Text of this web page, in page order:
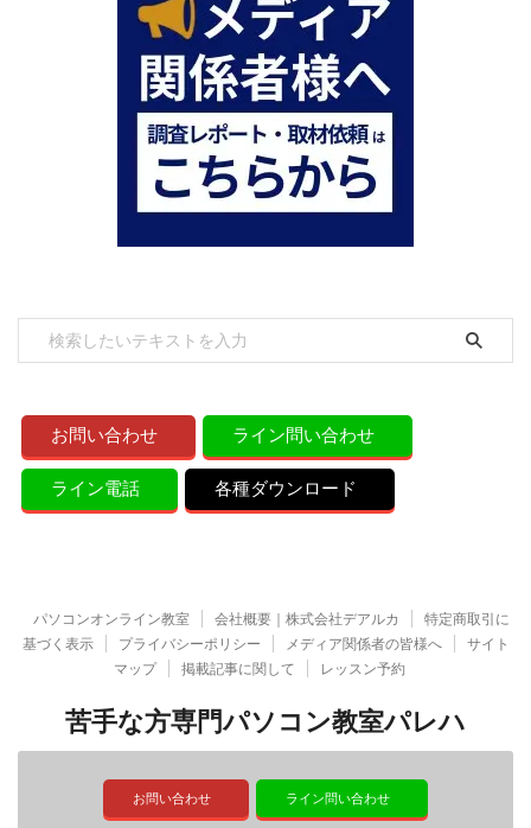
お問い合わせ ライン問い合わせ
ライン電話 各種ダウンロード
パソコンオンライン教室 会社概要｜株式会社デアルカ
特定商取引に
基づく表示
プライバシーポリシー メディア関係者の皆様へ
サイト
マップ
掲載記事に関して レッスン予約
苦手な方専門パソコン教室パレハ
お問い合わせ ライン問い合わせ